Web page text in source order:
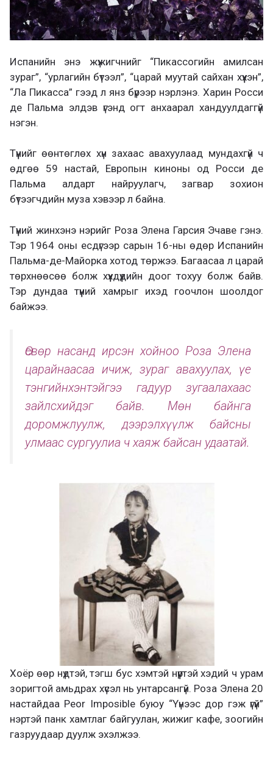
Испанийн энэ жүжигчнийг “Пикассогийн амилсан
зураг”, “урлагийн бүтээл”, “царай муутай сайхан хүүхэн”,
“Ла Пикасса” гээд л янз бүрээр нэрлэнэ. Харин Росси
де Пальма элдэв үгэнд огт анхаарал хандуулдаггүй
нэгэн.
Түүнийг өөнтөглөх хүн захаас авахуулаад мундахгүй ч
өдгөө 59 настай, Европын киноны од Росси де
Пальма алдарт найруулагч, загвар зохион
бүтээгчдийн муза хэвээр л байна.
Түүний жинхэнэ нэрийг Роза Элена Гарсия Эчаве гэнэ.
Тэр 1964 оны есдүгээр сарын 16-ны өдөр Испанийн
Пальма-де-Майорка хотод төржээ. Багаасаа л царай
төрхнөөсөө болж хүүхдүүдийн доог тохуу болж байв.
Тэр дундаа түүний хамрыг ихэд гоочлон шоолдог
байжээ.
Өсвөр насанд ирсэн хойноо Роза Элена
царайнаасаа ичиж, зураг авахуулах, үе
тэнгийнхэнтэйгээ гадуур зугаалахаас
зайлсхийдэг байв. Мөн байнга
доромжлуулж, дээрэлхүүлж байсны
улмаас сургуулиа ч хаяж байсан удаатай.
Хоёр өөр нүдтэй, тэгш бус хэмтэй нүүртэй хэдий ч урам
зоригтой амьдрах хүсэл нь унтарсангүй. Роза Элена 20
настайдаа Peor Imposible буюу “Үүнээс дор гэж үгүй”
нэртэй панк хамтлаг байгуулан, жижиг кафе, зоогийн
газруудаар дуулж эхэлжээ.